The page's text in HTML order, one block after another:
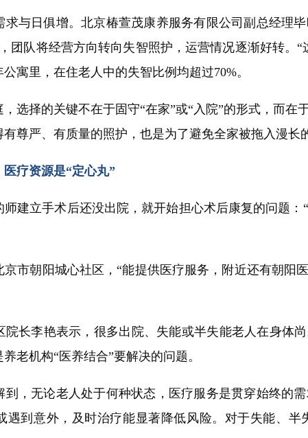
日俱增。北京椿萱茂康养服务有限公司副总经理
团队将经营方向转向失智照护，运营情况逐渐好转。
寓里，在住老人中的失智比例均超过70%。
择的关键不在于固守“在家”或“入院”的形式，而在
尊严、有质量的照护，也是为了避免全家被拖入漫长
医疗资源是“定心丸”
立手术后还没出院，就开始担心术后康复的问题：
朝阳城心社区，“能提供医疗服务，附近还有朝阳
李艳表示，很多出院、失能或半失能老人在身体尚
老机构“医养结合”要解决的问题。
无论老人处于何种状态，医疗服务是贯穿始终的需
遇到意外，及时治疗能显著降低风险。对于失能、